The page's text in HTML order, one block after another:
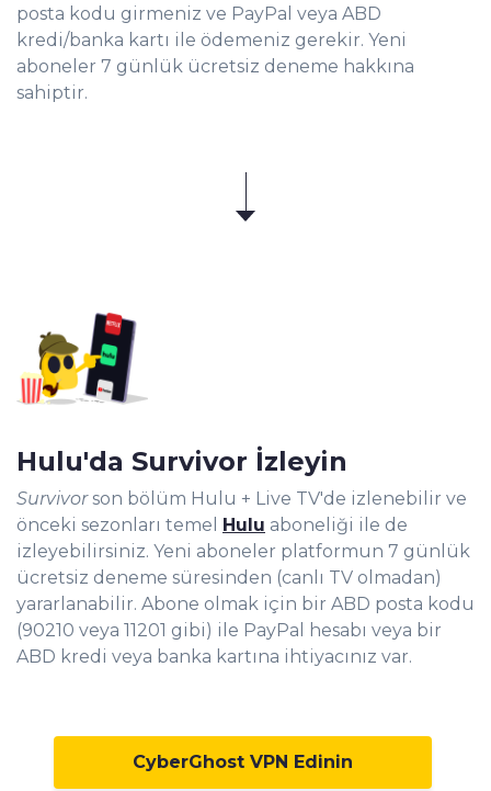
posta kodu girmeniz ve PayPal veya ABD
kredi/banka kartı ile ödemeniz gerekir. Yeni
aboneler 7 günlük ücretsiz deneme hakkına
sahiptir.
Hulu'da Survivor İzleyin
Survivorson bölüm Hulu + Live TV'de izlenebilir ve
önceki sezonları temel
Hulu aboneliği ile de
izleyebilirsiniz. Yeni aboneler platformun 7 günlük
ücretsiz deneme süresinden (canlı TV olmadan)
yararlanabilir. Abone olmak için bir ABD posta kodu
(90210 veya 11201 gibi) ile PayPal hesabı veya bir
ABD kredi veya banka kartına ihtiyacınız var.
CyberGhost VPN Edinin